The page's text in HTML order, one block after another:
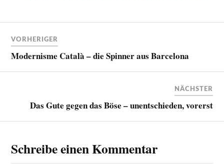
VORHERIGER
Modernisme Català – die Spinner aus Barcelona
NÄCHSTER
Das Gute gegen das Böse – unentschieden, vorerst
Schreibe einen Kommentar